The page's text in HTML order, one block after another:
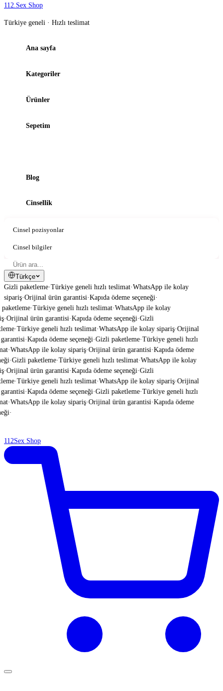
112.Sex Shop
Türkiye geneli · Hızlı teslimat
Ana sayfa
Kategoriler
Ürünler
Sepetim
Blog
Cinsellik
Cinsel pozisyonlar
Cinsel bilgiler
Türkçe
Gizli paketleme·Türkiye geneli hızlı teslimat·WhatsApp ile kolay
sipariş·Orijinal ürün garantisi·Kapıda ödeme seçeneği·
·Türkiye geneli hızlı teslimat·WhatsApp ile kolay
·Orijinal ürün garantisi·Kapıda ödeme seçeneği·Gizli
·Türkiye geneli hızlı teslimat·WhatsApp ile kolay sipariş·Orijinal
·Kapıda ödeme seçeneği·Gizli paketleme·Türkiye geneli hızlı
·WhatsApp ile kolay sipariş·Orijinal ürün garantisi·Kapıda ödeme
·Gizli paketleme·Türkiye geneli hızlı teslimat·WhatsApp ile kolay
·Orijinal ürün garantisi·Kapıda ödeme seçeneği·Gizli
·Türkiye geneli hızlı teslimat·WhatsApp ile kolay sipariş·Orijinal
·Kapıda ödeme seçeneği·Gizli paketleme·Türkiye geneli hızlı
·WhatsApp ile kolay sipariş·Orijinal ürün garantisi·Kapıda ödeme
·
112Sex Shop